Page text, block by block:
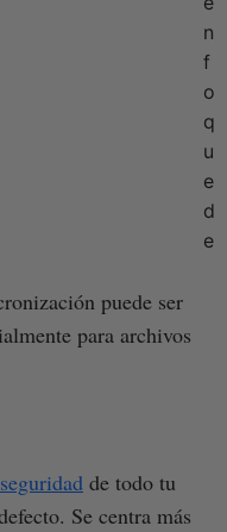
n
f
o
q
u
e
d
e
puede ser
para archivos
de todo tu
Se centra más